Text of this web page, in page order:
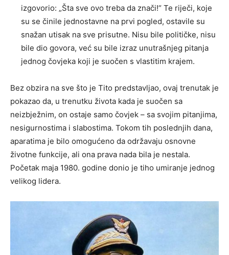
izgovorio: „Šta sve ovo treba da znači!“ Te riječi, koje
su se činile jednostavne na prvi pogled, ostavile su
snažan utisak na sve prisutne. Nisu bile političke, nisu
bile dio govora, već su bile izraz unutrašnjeg pitanja
jednog čovjeka koji je suočen s vlastitim krajem.
Bez obzira na sve što je Tito predstavljao, ovaj trenutak je
pokazao da, u trenutku života kada je suočen sa
neizbježnim, on ostaje samo čovjek – sa svojim pitanjima,
nesigurnostima i slabostima. Tokom tih poslednjih dana,
aparatima je bilo omogućeno da održavaju osnovne
životne funkcije, ali ona prava nada bila je nestala.
Početak maja 1980. godine donio je tiho umiranje jednog
velikog lidera.